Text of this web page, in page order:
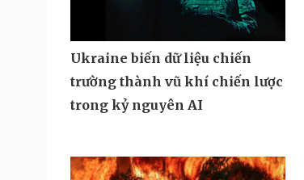
Ukraine biến dữ liệu chiến
trường thành vũ khí chiến lược
trong kỷ nguyên AI